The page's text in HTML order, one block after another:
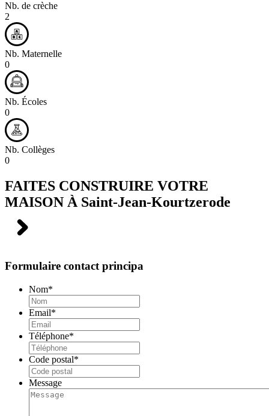
Nb. de crèche
2
Nb. Maternelle
0
Nb. Écoles
0
Nb. Collèges
0
FAITES CONSTRUIRE VOTRE
MAISON À Saint-Jean-Kourtzerode
Formulaire contact principa
Nom*
Email*
Téléphone*
Code postal*
Message